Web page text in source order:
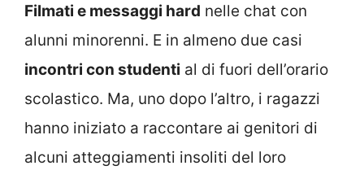
Filmati e messaggi hard nelle chat con
alunni minorenni. E in almeno due casi
incontri con studenti al di fuori dell’orario
scolastico. Ma, uno dopo l’altro, i ragazzi
hanno iniziato a raccontare ai genitori di
alcuni atteggiamenti insoliti del loro